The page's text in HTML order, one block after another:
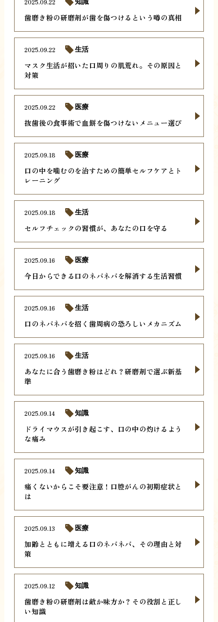
歯磨き粉の研磨剤が歯を傷つけるという噂の真相
2025.09.22 知識
マスク生活が招いた口周りの肌荒れ。その原因と
対策
2025.09.22 生活
抜歯後の食事術で血餅を傷つけないメニュー選び
2025.09.22 医療
口の中を噛むのを治すための簡単セルフケアとト
レーニング
2025.09.18 医療
セルフチェックの習慣が、あなたの口を守る
2025.09.18 生活
今日からできる口のネバネバを解消する生活習慣
2025.09.16 医療
口のネバネバを招く歯周病の恐ろしいメカニズム
2025.09.16 生活
あなたに合う歯磨き粉はどれ？研磨剤で選ぶ新基
準
2025.09.16 生活
ドライマウスが引き起こす、口の中の灼けるよう
な痛み
2025.09.14 知識
痛くないからこそ要注意！口腔がんの初期症状と
は
2025.09.14 知識
加齢とともに増える口のネバネバ、その理由と対
策
2025.09.13 医療
歯磨き粉の研磨剤は敵か味方か？その役割と正し
い知識
2025.09.12 知識